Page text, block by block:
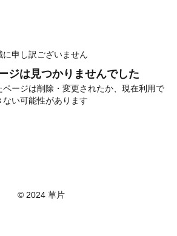
Entry Form
に申し訳ございません
ジは見つかりませんでした
ージは削除・変更されたか、現在利用で
ない可能性があります
© 2024 草片